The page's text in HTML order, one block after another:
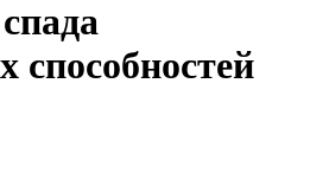
способностей